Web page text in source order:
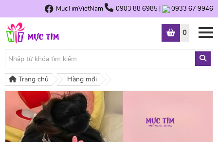
MucTimVietNam 0903 88 6985 | 0933 67 9946
0
Trang chủ Hàng mới